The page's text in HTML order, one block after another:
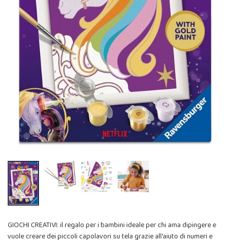
GIOCHI CREATIVI: il regalo per i bambini ideale per chi ama dipingere e
vuole creare dei piccoli capolavori su tela grazie all'aiuto di numeri e